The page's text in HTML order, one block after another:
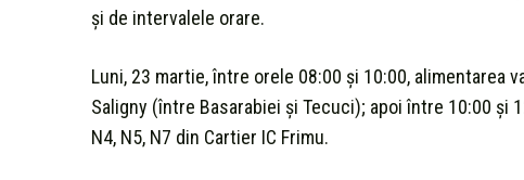
și de intervalele orare.
Luni, 23 martie, între orele 08:00 și 10:00, alimentarea
Saligny (între Basarabiei și Tecuci); apoi între 10:00 și
N4, N5, N7 din Cartier IC Frimu.